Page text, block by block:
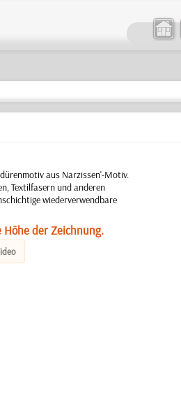
aus Narzissen'-Motiv.
Textilfasern und anderen
wiederverwendbare
der Zeichnung.